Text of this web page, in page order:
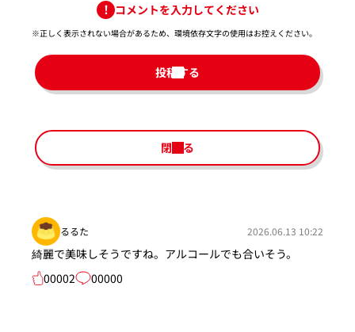
コメントを入力してください
※正しく表示されない場合があるため、環境依存文字の使用はお控えください。​
投稿する
閉じる
るるた 2026.06.13 10:22
綺麗で美味しそうですね。アルコールでも合いそう。
00002
00000